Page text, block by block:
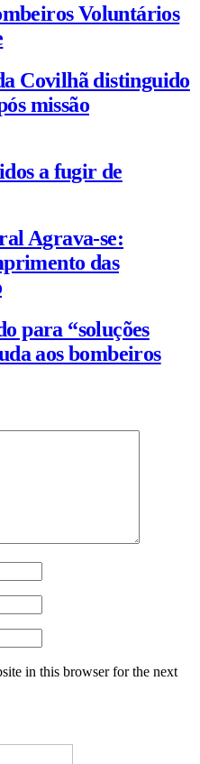
Voluntários
Covilhã distinguido
missão
a fugir de
Agrava-se:
das
para “soluções
aos bombeiros
in this browser for the next